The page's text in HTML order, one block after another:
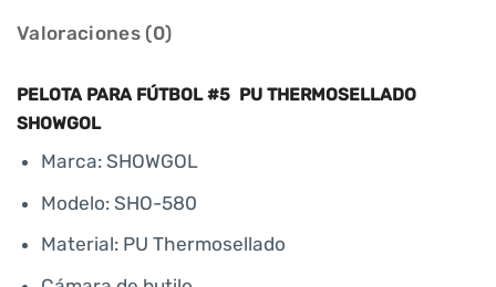
Valoraciones (0)
PELOTA PARA FÚTBOL #5 PU THERMOSELLADO
SHOWGOL
Marca: SHOWGOL
Modelo: SHO-580
Material: PU Thermosellado